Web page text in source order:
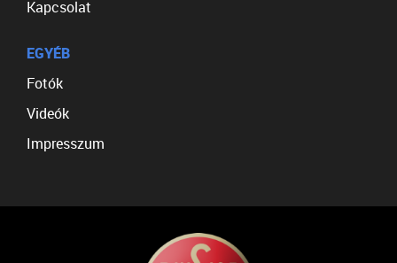
Kapcsolat
EGYÉB
Fotók
Videók
Impresszum